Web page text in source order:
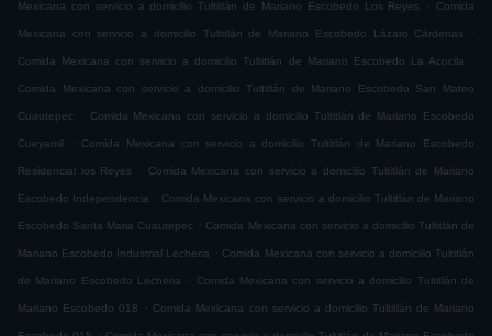
Mexicana con servicio a domicilio Tultitlán de Mariano Escobedo Los Reyes . Comida
Mexicana con servicio a domicilio Tultitlán de Mariano Escobedo Lázaro Cárdenas .
Comida Mexicana con servicio a domicilio Tultitlán de Mariano Escobedo La Acocila .
Comida Mexicana con servicio a domicilio Tultitlán de Mariano Escobedo San Mateo
Cuautepec . Comida Mexicana con servicio a domicilio Tultitlán de Mariano Escobedo
Cueyamil . Comida Mexicana con servicio a domicilio Tultitlán de Mariano Escobedo
Residencial los Reyes . Comida Mexicana con servicio a domicilio Tultitlán de Mariano
Escobedo Independencia . Comida Mexicana con servicio a domicilio Tultitlán de Mariano
Escobedo Santa Maria Cuautepec . Comida Mexicana con servicio a domicilio Tultitlán de
Mariano Escobedo Industrial Lecheria . Comida Mexicana con servicio a domicilio Tultitlán
de Mariano Escobedo Lecheria . Comida Mexicana con servicio a domicilio Tultitlán de
Mariano Escobedo 018 . Comida Mexicana con servicio a domicilio Tultitlán de Mariano
.